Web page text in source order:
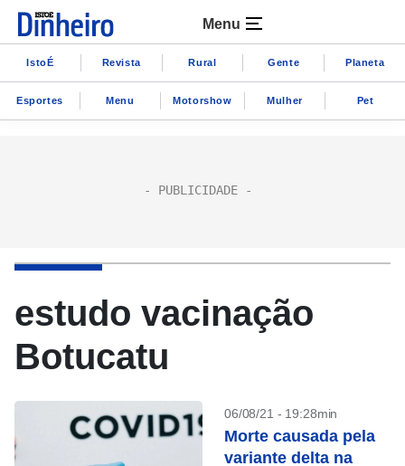
Menu
IstoÉ Revista Rural Gente Planeta
Esportes Menu Motorshow Mulher Pet
estudo vacinação
Botucatu
06/08/21 - 19:28min
Morte causada pela
variante delta na